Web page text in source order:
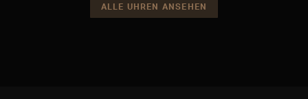
ALLE UHREN ANSEHEN